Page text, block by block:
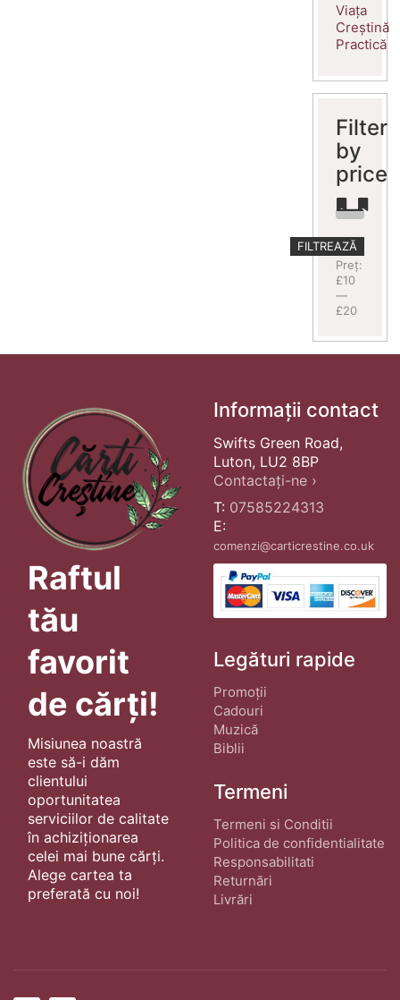
Viața
Creștină
Practică
Filter
by
price
Preț
minim
Preț
maxim
FILTREAZĂ
Preț:
£10
—
£20
Raftul
tău
favorit
de cărți!
Misiunea noastră
este să-i dăm
clientului
oportunitatea
serviciilor de calitate
în achiziționarea
celei mai bune cărți.
Alege cartea ta
preferată cu noi!
Informații contact
Swifts Green Road,
Luton, LU2 8BP
Contactați-ne ›
T: 07585224313
E:
comenzi@carticrestine.co.uk
Legături rapide
Promoții
Cadouri
Muzică
Biblii
Termeni
Termeni si Conditii
Politica de confidentialitate
Responsabilitati
Returnări
Livrări